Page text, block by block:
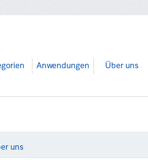
Anwendungen Über uns
uns